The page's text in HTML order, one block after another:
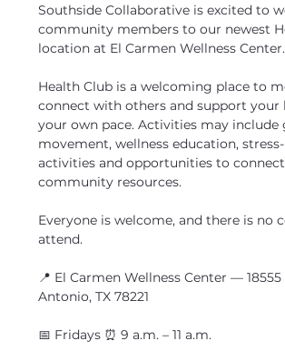
Southside Collaborative is excited to
community members to our newest
location at El Carmen Wellness Center.
Health Club is a welcoming place to
connect with others and support your
your own pace. Activities may include
movement, wellness education,
activities and opportunities to
community resources.
Everyone is welcome, and there is no
attend.
📍 El Carmen Wellness Center — 18555
Antonio, TX 78221
📅 Fridays ⏰ 9 a.m. – 11 a.m.